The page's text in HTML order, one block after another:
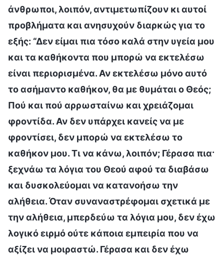
άνθρωποι, λοιπόν, αντιμετωπίζουν κι αυτοί
προβλήματα και ανησυχούν διαρκώς για το
εξής: “Δεν είμαι πια τόσο καλά στην υγεία μου
και τα καθήκοντα που μπορώ να εκτελέσω
είναι περιορισμένα. Αν εκτελέσω μόνο αυτό
το ασήμαντο καθήκον, θα με θυμάται ο Θεός;
Πού και πού αρρωσταίνω και χρειάζομαι
φροντίδα. Αν δεν υπάρχει κανείς να με
φροντίσει, δεν μπορώ να εκτελέσω το
καθήκον μου. Τι να κάνω, λοιπόν; Γέρασα πια·
ξεχνάω τα λόγια του Θεού αφού τα διαβάσω
και δυσκολεύομαι να κατανοήσω την
αλήθεια. Όταν συναναστρέφομαι σχετικά με
την αλήθεια, μπερδεύω τα λόγια μου, δεν έχω
λογικό ειρμό ούτε κάποια εμπειρία που να
αξίζει να μοιραστώ. Γέρασα και δεν έχω